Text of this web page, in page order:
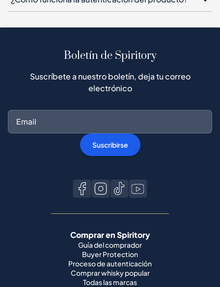
Boletín de Spiritory
Suscríbete a nuestro boletín, deja tu correo
electrónico
Suscribirse
Comprar en Spiritory
Guía del comprador
Buyer Protection
Proceso de autenticación
Comprar whisky popular
Todas las marcas